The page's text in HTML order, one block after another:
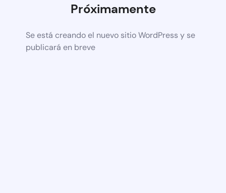
Próximamente
Se está creando el nuevo sitio WordPress y se
publicará en breve